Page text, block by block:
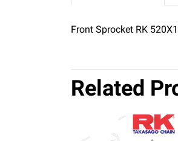
Front Sprocket RK
Related